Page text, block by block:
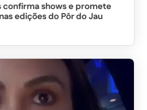
confirma shows e promete
edições do Pôr do Jau